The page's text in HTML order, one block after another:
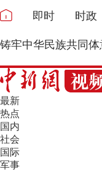
即时 时政
铸牢中华民族共同体
最新
热点
国内
社会
国际
军事